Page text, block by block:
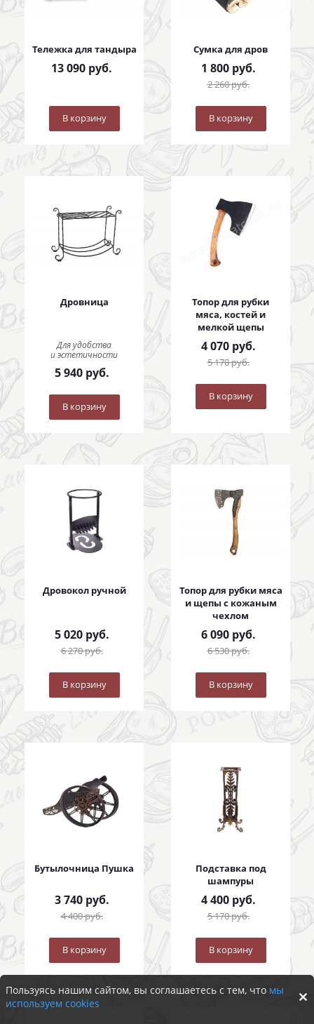
Тележка для тандыра
13 090 руб.
В корзину
Сумка для дров
1 800руб.
2 260руб.
В корзину
Дровница
Для удобства
и эстетичности
5 940руб.
В корзину
Топор для рубки
мяса, костей и
мелкой щепы
4 070руб.
5 170руб.
В корзину
Дровокол ручной
5 020руб.
6 270руб.
В корзину
Топор для рубки мяса
и щепы с кожаным
чехлом
6 090руб.
6 530руб.
В корзину
Бутылочница Пушка
3 740руб.
4 400руб.
В корзину
Подставка под
шампуры
4 400руб.
5 170руб.
В корзину
Пользуясь нашим сайтом, вы соглашаетесь с тем, что мы
используем cookies